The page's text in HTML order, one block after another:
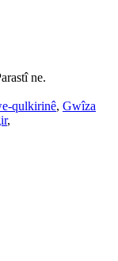
ne.
qulkirinê, Gwîza
,